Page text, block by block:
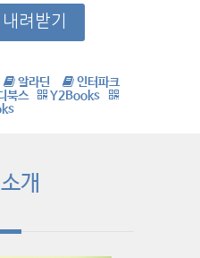
려받기
알라딘
인터파크
북스
Y2Books
개